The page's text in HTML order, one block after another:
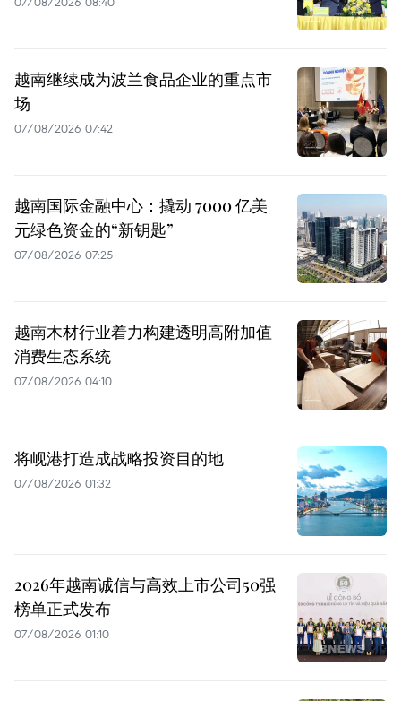
越南继续成为波兰食品企业的重点市
场
07/08/2026 07:42
越南国际金融中心：撬动 7000 亿美
元绿色资金的“新钥匙”
07/08/2026 07:25
越南木材行业着力构建透明高附加值
消费生态系统
07/08/2026 04:10
将岘港打造成战略投资目的地
07/08/2026 01:32
2026年越南诚信与高效上市公司50强
榜单正式发布
07/08/2026 01:10